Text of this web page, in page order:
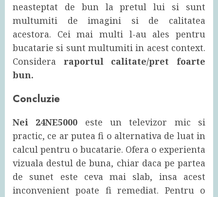
neasteptat de bun la pretul lui si sunt
multumiti de imagini si de calitatea
acestora. Cei mai multi l-au ales pentru
bucatarie si sunt multumiti in acest context.
Considera raportul calitate/pret foarte
bun.
Concluzie
Nei 24NE5000 este un televizor mic si
practic, ce ar putea fi o alternativa de luat in
calcul pentru o bucatarie. Ofera o experienta
vizuala destul de buna, chiar daca pe partea
de sunet este ceva mai slab, insa acest
inconvenient poate fi remediat. Pentru o